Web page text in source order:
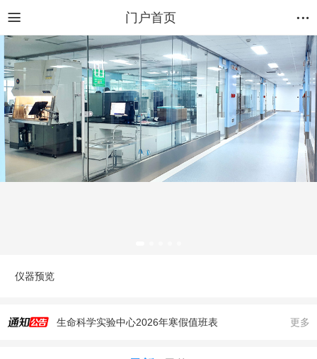
门户首页
仪器预览
生命科学实验中心2026年寒假值班表
更多